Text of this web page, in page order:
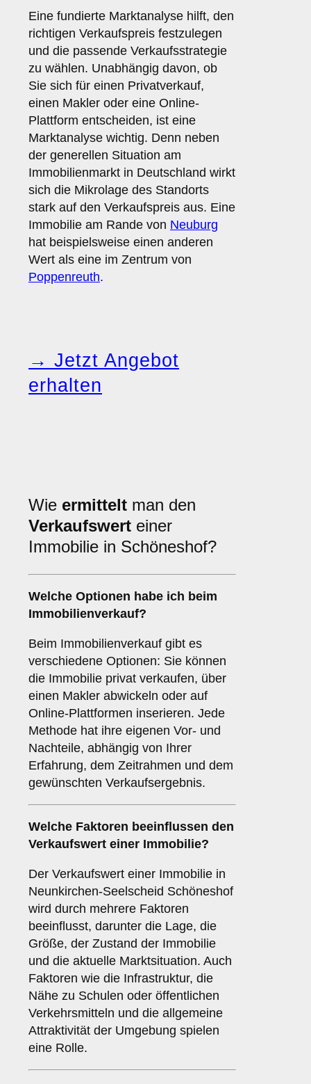
Eine fundierte Marktanalyse hilft, den
richtigen Verkaufspreis festzulegen
und die passende Verkaufsstrategie
zu wählen. Unabhängig davon, ob
Sie sich für einen Privatverkauf,
einen Makler oder eine Online-
Plattform entscheiden, ist eine
Marktanalyse wichtig. Denn neben
der generellen Situation am
Immobilienmarkt in Deutschland wirkt
sich die Mikrolage des Standorts
stark auf den Verkaufspreis aus. Eine
Immobilie am Rande von Neuburg
hat beispielsweise einen anderen
Wert als eine im Zentrum von
Poppenreuth.
→ Jetzt Angebot
erhalten
Wie ermittelt man den
Verkaufswert einer
Immobilie in Schöneshof?
Welche Optionen habe ich beim
Immobilienverkauf?
Beim Immobilienverkauf gibt es
verschiedene Optionen: Sie können
die Immobilie privat verkaufen, über
einen Makler abwickeln oder auf
Online-Plattformen inserieren. Jede
Methode hat ihre eigenen Vor- und
Nachteile, abhängig von Ihrer
Erfahrung, dem Zeitrahmen und dem
gewünschten Verkaufsergebnis.
Welche Faktoren beeinflussen den
Verkaufswert einer Immobilie?
Der Verkaufswert einer Immobilie in
Neunkirchen-Seelscheid Schöneshof
wird durch mehrere Faktoren
beeinflusst, darunter die Lage, die
Größe, der Zustand der Immobilie
und die aktuelle Marktsituation. Auch
Faktoren wie die Infrastruktur, die
Nähe zu Schulen oder öffentlichen
Verkehrsmitteln und die allgemeine
Attraktivität der Umgebung spielen
eine Rolle.